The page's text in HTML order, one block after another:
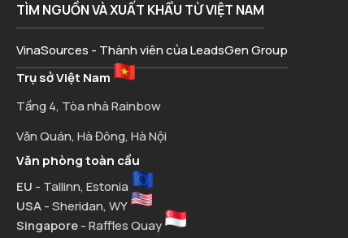
TÌM NGUỒN VÀ XUẤT KHẨU TỪ VIỆT NAM
VinaSources - Thành viên của LeadsGen Group
Trụ sở Việt Nam
Tầng 4, Tòa nhà Rainbow
Văn Quán, Hà Đông, Hà Nội
Văn phòng toàn cầu
EU - Tallinn, Estonia
USA- Sheridan, WY
Singapore- Raffles Quay